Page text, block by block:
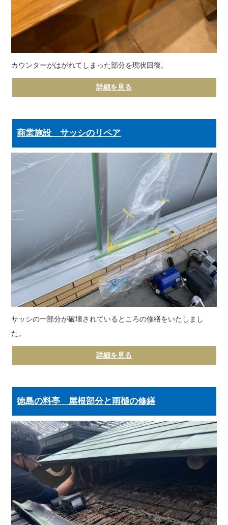
カウンターがはがれてしまった部分を現状回復。
詳細を見る
商業施設 サッシのリペア
サッシの一部分が破壊されているところの修繕をいたしまし
た。
詳細を見る
徳島の料亭 屋根部分と雨樋の修繕